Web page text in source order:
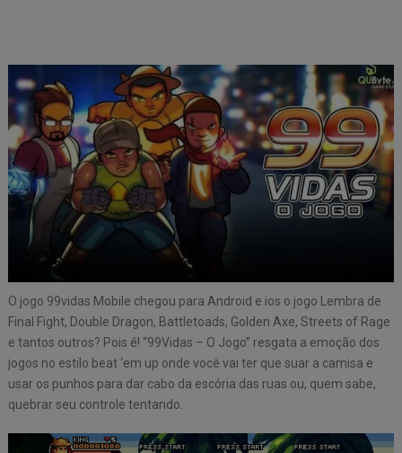
O jogo 99vidas Mobile chegou para Android e ios o jogo Lembra de
Final Fight, Double Dragon, Battletoads, Golden Axe, Streets of Rage
e tantos outros? Pois é! “99Vidas – O Jogo” resgata a emoção dos
jogos no estilo beat ‘em up onde você vai ter que suar a camisa e
usar os punhos para dar cabo da escória das ruas ou, quem sabe,
quebrar seu controle tentando.